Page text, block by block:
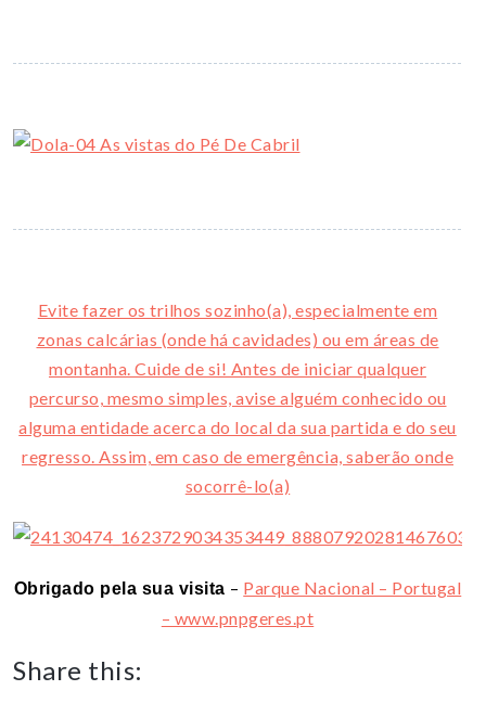
Evite fazer os trilhos sozinho(a), especialmente em
zonas calcárias (onde há cavidades) ou em áreas de
montanha. Cuide de si! Antes de iniciar qualquer
percurso, mesmo simples, avise alguém conhecido ou
alguma entidade acerca do local da sua partida e do seu
regresso. Assim, em caso de emergência, saberão onde
socorrê-lo(a)
Obrigado pela sua visita – Parque Nacional – Portugal
– www.pnpgeres.pt
Share this: